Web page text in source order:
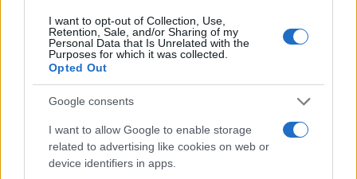
I want to opt-out of Collection, Use,
Retention, Sale, and/or Sharing of my
Personal Data that Is Unrelated with the
Purposes for which it was collected.
Opted Out
Google consents
I want to allow Google to enable storage
related to advertising like cookies on web or
device identifiers in apps.
Amerika szembesül”.”
Az első igazi említés Trumpról akkor
hangzott el, amikor a jelölteket a jogi
problémáiról kérdezték. Arra a kérdésre, hogy
támogatnák-e Trumpot, ha elítélik a
magatartásával kapcsolatban folyamatban